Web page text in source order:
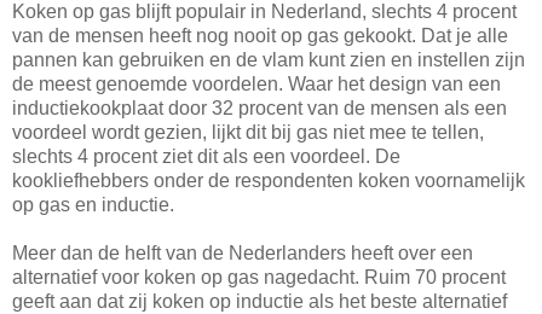
Koken op gas blijft populair in Nederland, slechts 4 procent
van de mensen heeft nog nooit op gas gekookt. Dat je alle
pannen kan gebruiken en de vlam kunt zien en instellen zijn
de meest genoemde voordelen. Waar het design van een
inductiekookplaat door 32 procent van de mensen als een
voordeel wordt gezien, lijkt dit bij gas niet mee te tellen,
slechts 4 procent ziet dit als een voordeel. De
kookliefhebbers onder de respondenten koken voornamelijk
op gas en inductie.
Meer dan de helft van de Nederlanders heeft over een
alternatief voor koken op gas nagedacht. Ruim 70 procent
geeft aan dat zij koken op inductie als het beste alternatief